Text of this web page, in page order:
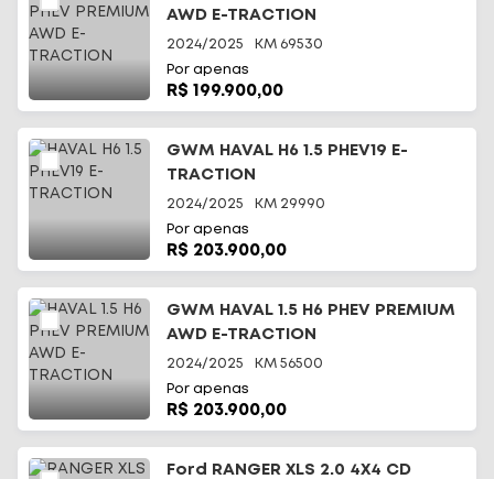
AWD E-TRACTION
2024/2025 KM 69530
Por apenas
R$ 199.900,00
GWM HAVAL H6 1.5 PHEV19 E-
TRACTION
2024/2025 KM 29990
Por apenas
R$ 203.900,00
GWM HAVAL 1.5 H6 PHEV PREMIUM
AWD E-TRACTION
2024/2025 KM 56500
Por apenas
R$ 203.900,00
Ford RANGER XLS 2.0 4X4 CD